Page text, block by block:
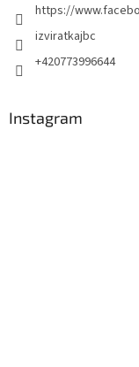
https://
izviratkajbc
+420773996644
Instagram